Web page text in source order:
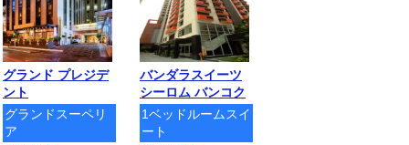
グランド プレジデ
ント
グランドスーペリ
ア
バンダラスイーツ
シーロム バンコク
1ベッドルームスイ
ート